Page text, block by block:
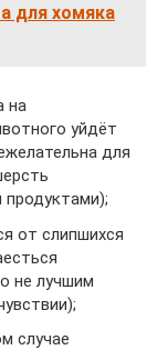
для хомяка
на
уйдёт
для
продуктами);
от слипшихся
не лучшим
случае